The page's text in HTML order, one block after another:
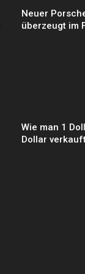
Neuer
überzeugt im
Wie man 1
Dollar